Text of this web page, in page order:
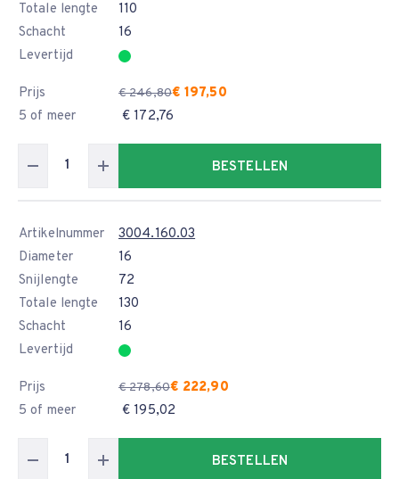
Totale lengte
110
Schacht
16
Levertijd
Prijs € 246,80€ 197,50
5 of meer
€ 172,76
BESTELLEN
Artikelnummer
3004.160.03
Diameter
16
Snijlengte
72
Totale lengte
130
Schacht
16
Levertijd
Prijs € 278,60€ 222,90
5 of meer
€ 195,02
BESTELLEN